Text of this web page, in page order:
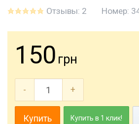
Отзывы: 2 Номер:
150 грн
- +
Купить Купить в 1 клик!